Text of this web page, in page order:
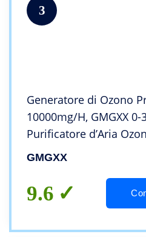
3
Generatore di Ozono
10000mg/H, GMGXX
Purificatore d’Aria
Macchina Ozono per
gli Odori)
GMGXX
9.6